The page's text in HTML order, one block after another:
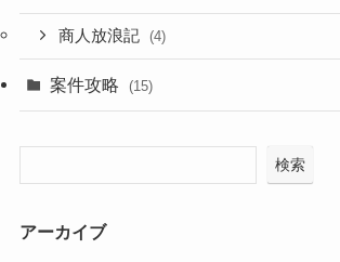
商人放浪記 (4)
案件攻略 (15)
検索
アーカイブ